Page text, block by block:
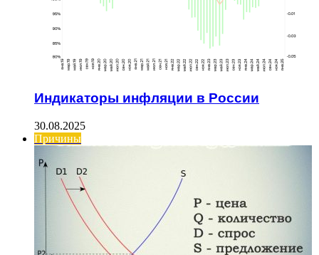
Индикаторы инфляции в России
30.08.2025
Причины